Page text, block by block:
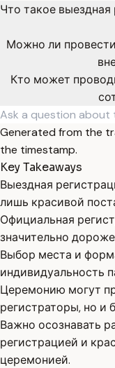
Что такое выездная
Можно ли
Кто может
Generated from the
the timestamp.
Key Takeaways
Выездная
лишь красивой
Официальная
значительно
Выбор места и
индивидуальность
Церемонию могут
регистраторы, но и
Важно осознавать
регистрацией и
церемонией.